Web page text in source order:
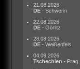
21.08.2026
DE - Schwerin
22.08.2026
DE - Görlitz
28.08.2026
DE - Weißenfels
04.09.2026
Tschechien - Prag